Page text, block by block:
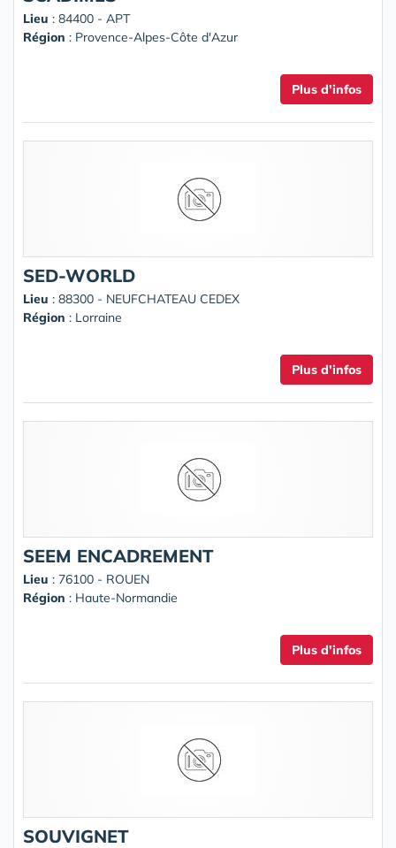
Lieu : 84400 - APT
Région : Provence-Alpes-Côte d'Azur
Plus d'infos
SED-WORLD
Lieu : 88300 - NEUFCHATEAU CEDEX
Région : Lorraine
Plus d'infos
SEEM ENCADREMENT
Lieu : 76100 - ROUEN
Région : Haute-Normandie
Plus d'infos
SOUVIGNET